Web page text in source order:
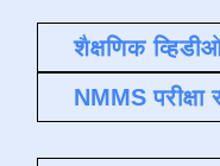
शैक्षणिक
NMMS